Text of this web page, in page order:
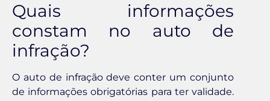
Quais informações
constam no auto de
infração?
O auto de infração deve conter um conjunto
de informações obrigatórias para ter validade.